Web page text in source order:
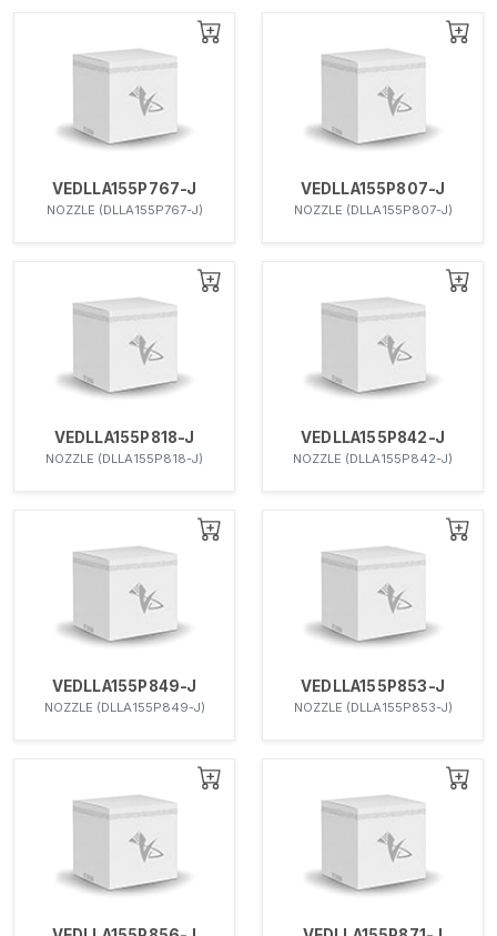
VEDLLA155P767-J
NOZZLE (DLLA155P767-J)
VEDLLA155P807-J
NOZZLE (DLLA155P807-J)
VEDLLA155P818-J
NOZZLE (DLLA155P818-J)
VEDLLA155P842-J
NOZZLE (DLLA155P842-J)
VEDLLA155P849-J
NOZZLE (DLLA155P849-J)
VEDLLA155P853-J
NOZZLE (DLLA155P853-J)